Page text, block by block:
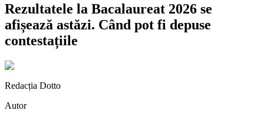
Rezultatele la Bacalaureat 2026 se
afișează astăzi. Când pot fi depuse
contestațiile
Redacția Dotto
Autor